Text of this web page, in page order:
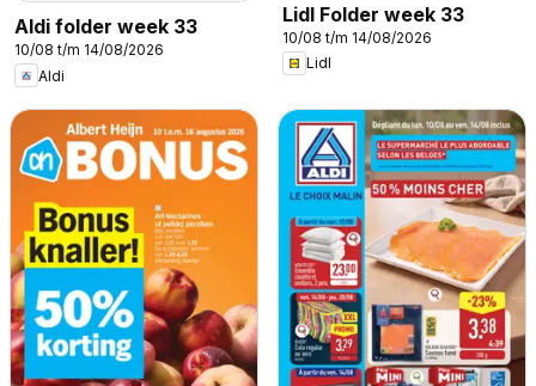
Aldi folder week 33
10/08 t/m 14/08/2026
Aldi
Lidl Folder week 33
10/08 t/m 14/08/2026
Lidl